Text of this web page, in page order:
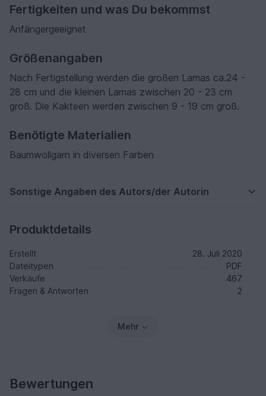
Fertigkeiten und was Du bekommst
Anfängergeeignet
Größenangaben
Nach Fertigstellung werden die großen Lamas ca.24 -
28 cm und die kleinen Lamas zwischen 20 - 23 cm
groß. Die Kakteen werden zwischen 9 - 19 cm groß.
Benötigte Materialien
Baumwollgarn in diversen Farben
Sonstige Angaben des Autors/der Autorin
Produktdetails
Erstellt
28. Juli 2020
Dateitypen
PDF
Verkäufe
467
Fragen & Antworten
2
Mehr
Bewertungen